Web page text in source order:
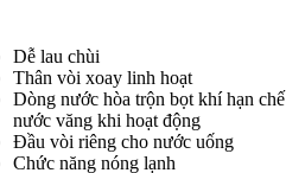
Dễ lau chùi
Thân vòi xoay linh hoạt
Dòng nước hòa trộn bọt khí hạn chế
nước văng khi hoạt động
Đầu vòi riêng cho nước uống
Chức năng nóng lạnh